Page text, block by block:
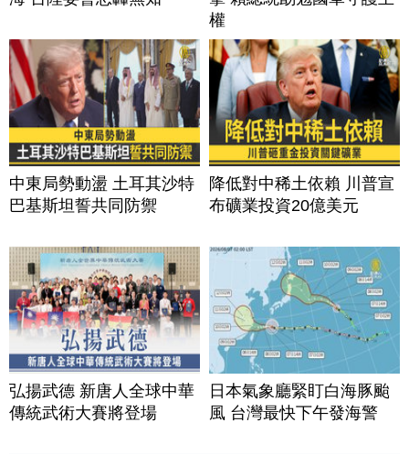
權
中東局勢動盪 土耳其沙特
巴基斯坦誓共同防禦
降低對中稀土依賴 川普宣
布礦業投資20億美元
弘揚武德 新唐人全球中華
傳統武術大賽將登場
日本氣象廳緊盯白海豚颱
風 台灣最快下午發海警